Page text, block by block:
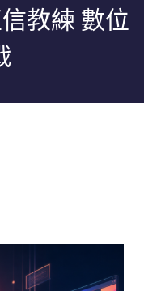
教練 數位